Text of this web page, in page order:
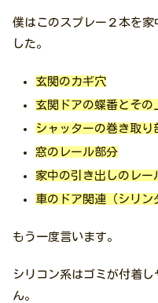
僕はこのスプレー２本を
した。
玄関のカギ穴
玄関ドアの蝶番とその
シャッターの巻き取り
窓のレール部分
家中の引き出しのレー
車のドア関連（シリン
もう一度言います。
シリコン系はゴミが付着
ん。